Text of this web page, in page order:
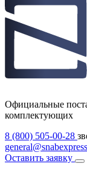
Официальные
комплектующих
8 (800) 505-00-28
Оставить заявку